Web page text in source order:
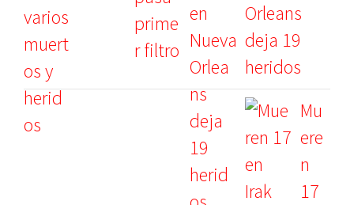
Orleans
deja 19
heridos
Mu
ere
n
17